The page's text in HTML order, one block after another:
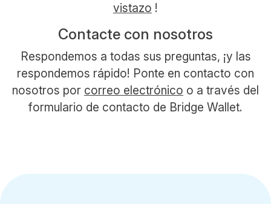
vistazo !
Contacte con nosotros
Respondemos a todas sus preguntas, ¡y las
respondemos rápido! Ponte en contacto con
nosotros por correo electrónico o a través del
formulario de contacto de Bridge Wallet.